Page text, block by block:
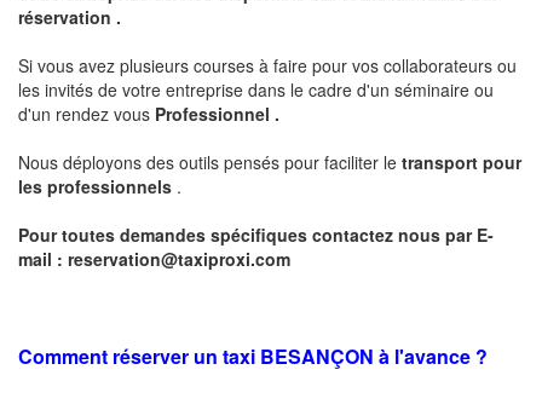
réservation .
Si vous avez plusieurs courses à faire pour vos collaborateurs ou
les invités de votre entreprise dans le cadre d'un séminaire ou
d'un rendez vous Professionnel .
Nous déployons des outils pensés pour faciliter le transport pour
les professionnels .
Pour toutes demandes spécifiques contactez nous par E-
mail : reservation@taxiproxi.com
Comment réserver un taxi BESANÇON à l'avance ?